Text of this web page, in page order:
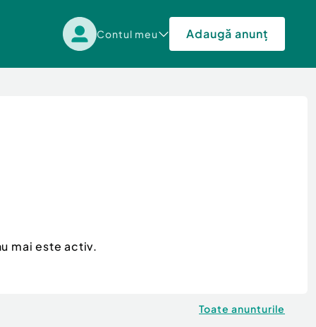
Contul meu Adaugă anunț
mai este activ.
Toate anunturile